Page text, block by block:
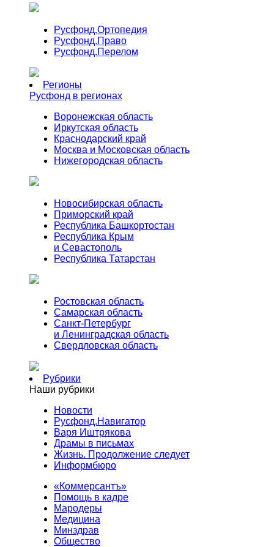
Русфонд.Ортопедия
Русфонд.Право
Русфонд.Перелом
Регионы
Русфонд в регионах
Воронежская область
Иркутская область
Краснодарский край
Москва и Московская область
Нижегородская область
Новосибирская область
Приморский край
Республика Башкортостан
Республика Крым
и Севастополь
Республика Татарстан
Ростовская область
Самарская область
Санкт-Петербург
и Ленинградская область
Свердловская область
Рубрики
Наши рубрики
Новости
Русфонд.Навигатор
Варя Иштрякова
Драмы в письмах
Жизнь. Продолжение следует
Информбюро
«Коммерсантъ»
Помощь в кадре
Мародеры
Медицина
Минздрав
Общество